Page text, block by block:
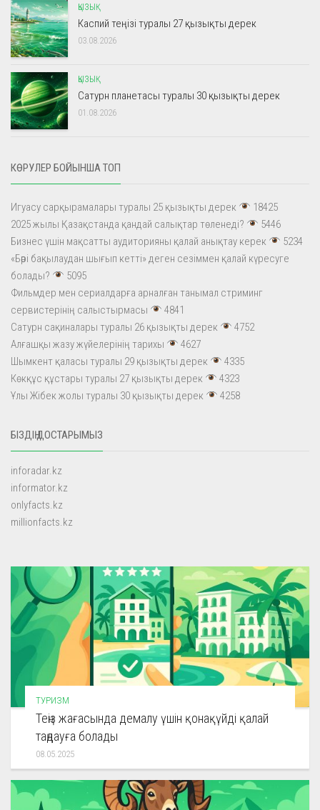
ҚЫЗЫҚ
Каспий теңізі туралы 27 қызықты дерек
03.08.2026
ҚЫЗЫҚ
Сатурн планетасы туралы 30 қызықты дерек
01.08.2026
КӨРУЛЕР БОЙЫНША ТОП
Игуасу сарқырамалары туралы 25 қызықты дерек
18425
2025 жылы Қазақстанда қандай салықтар төленеді?
5446
Бизнес үшін мақсатты аудиторияны қалай анықтау керек
5234
«Бәрі бақылаудан шығып кетті» деген сезіммен қалай күресуге
болады?
5095
Фильмдер мен сериалдарға арналған танымал стриминг
сервистерінің салыстырмасы
4841
Сатурн сақиналары туралы 26 қызықты дерек
4752
Алғашқы жазу жүйелерінің тарихы
4627
Шымкент қаласы туралы 29 қызықты дерек
4335
Көкқұс құстары туралы 27 қызықты дерек
4323
Ұлы Жібек жолы туралы 30 қызықты дерек
4258
БІЗДІҢ ДОСТАРЫМЫЗ
inforadar.kz
informator.kz
onlyfacts.kz
millionfacts.kz
ТУРИЗМ
Теңіз жағасында демалу үшін қонақүйді қалай
таңдауға болады
08.05.2025